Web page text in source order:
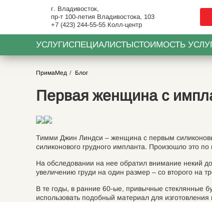
г. Владивосток,
пр-т 100-летия Владивостока, 103
+7 (423) 244-55-55 Колл-центр
УСЛУГИСПЕЦИАЛИСТЫСТОИМОСТЬ
ПримаМед Блог
Первая женщина с
Тимми Джин Линдси – женщина с первым
силиконового грудного импланта. Произошло это
На обследовании на нее обратил внимание некий
увеличению груди на один размер – со второго на
В те годы, в ранние 60-ые, привычные стеклянные
использовать подобный материал для